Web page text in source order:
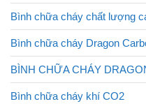
Bình chữa cháy chất lượng
Bình chữa cháy Dragon
BÌNH CHỮA CHÁY
Bình chữa cháy khí CO2